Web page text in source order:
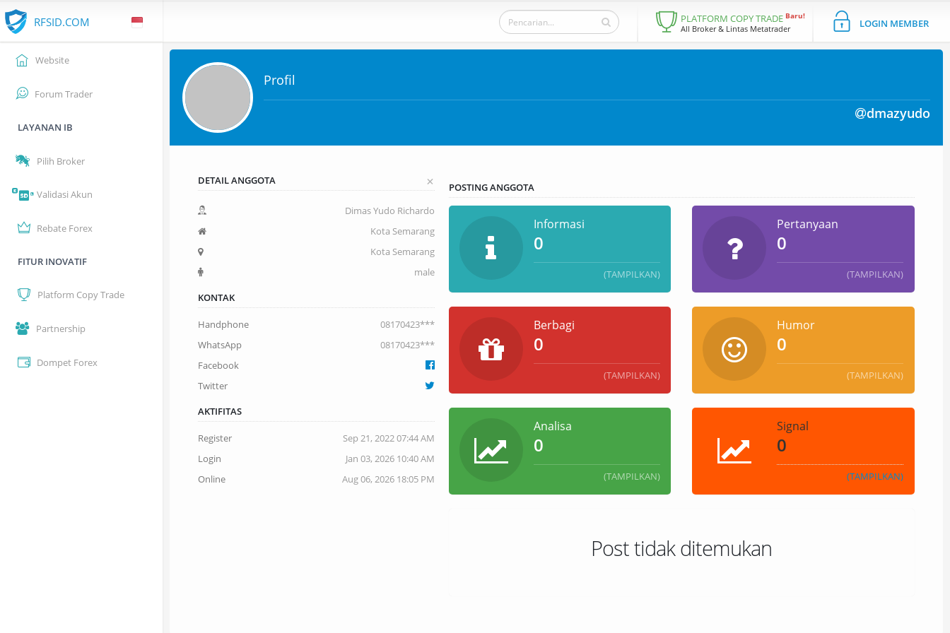
PLATFORM COPY TRADE Baru!
All Broker & Lintas Metatrader LOGIN MEMBER
RFSID.COM
Website
Forum Trader
LAYANAN IB
Pilih Broker
Validasi Akun
Rebate Forex
FITUR INOVATIF
Platform Copy Trade
Partnership
Dompet Forex
Profil
dmazyudo
DETAIL ANGGOTA +
Dimas Yudo Richardo
Kota Semarang
Kota Semarang
male
KONTAK
Handphone
08170423***
WhatsApp
08170423***
Facebook
Twitter
AKTIFITAS
Register
Sep 21, 2022 07:44 AM
Login
Jan 03, 2026 10:40 AM
Online
Aug 06, 2026 18:05 PM
POSTING ANGGOTA
Informasi
0
(TAMPILKAN)
Pertanyaan
0
(TAMPILKAN)
Berbagi
0
(TAMPILKAN)
Humor
0
(TAMPILKAN)
Analisa
0
(TAMPILKAN)
Signal
0
(TAMPILKAN)
Post tidak ditemukan